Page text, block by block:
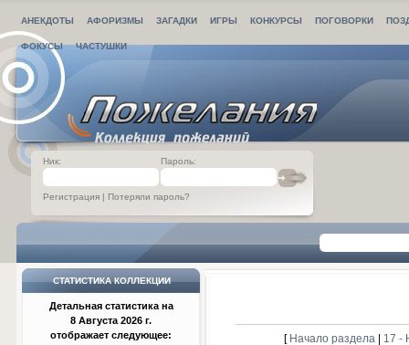
АНЕКДОТЫ АФОРИЗМЫ ЗАГАДКИ ИГРЫ КОНКУРСЫ ПОГОВОРКИ
ФОКУСЫ ЧАСТУШКИ
Ник: Пароль:
Регистрация | Потеряли пароль?
СТАТИСТИКА КОЛЛЕКЦИИ
Детальная статистика на
8 Августа 2026 г.
отображает следующее:
[ Начало раздела | 17 -